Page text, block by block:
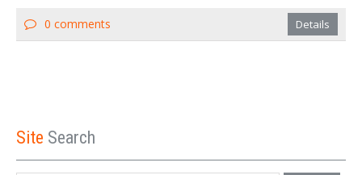
0 comments Details
Site Search